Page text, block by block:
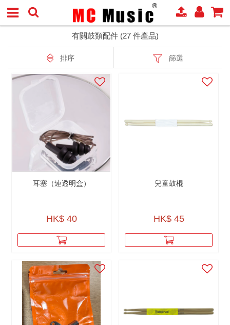
有關鼓類配件 (27 件產品)
排序 篩選
耳塞（連透明盒）
HK$ 40
兒童鼓棍
HK$ 45